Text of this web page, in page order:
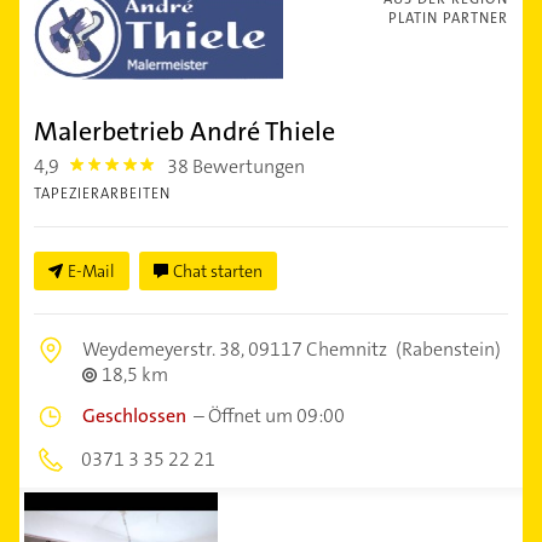
PLATIN PARTNER
Malerbetrieb André Thiele
4,9 4.9 38 Bewertungen
TAPEZIERARBEITEN
E-Mail Chat starten
Weydemeyerstr. 38,09117 Chemnitz (Rabenstein)
18,5 km
Geschlossen –Öffnet um 09:00
0371 3 35 22 21